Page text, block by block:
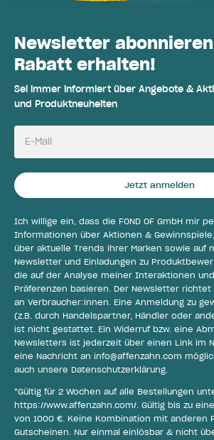
Newsletter abonnieren
Rabatt erhalten!
Sei immer informiert über Angebote &
und Produktneuheiten
E-Mail
Jetzt anmelden
Ich willige ein, dass die FOND OF GmbH mir
Informationen über Aktionen &
über aktuelle Trends ihrer Marken sowie auf
Newsletter und Einladungen zu
die auf der Analyse meiner Interaktionen
Präferenzen basieren. Der Newsletter richtet
an Verbraucher:innen. Eine Anmeldung zu
(z.B. durch Handelspartner, Händler oder
ist nicht gestattet. Ein Widerruf bzw. eine
Newsletters ist jederzeit über einen Link im
eine Nachricht an info@affenzahn.com
auch unsere Datenschutzerklärung.
*Gültig für 2 Wochen auf alle Bestellungen
https://www.affenzahn.com/. Gültig bis zu
von 1000 €. Keine Kombination mit anderen
Gutscheinen. Nur einmal einlösbar & nicht